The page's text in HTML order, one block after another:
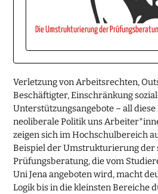
Die Umstrukturierung der
Verletzung von Arbeitsrechten,
Beschäftigter, Einschränkung
Unterstützungsangebote – all
neoliberale Politik uns
zeigen sich im Hochschulbereich
Beispiel der Umstrukturierung der
Prüfungsberatung, die vom
Uni Jena angeboten wird, macht
Logik bis in die kleinsten Bereiche